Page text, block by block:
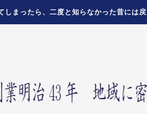
しまったら、二度と知らなかった昔には